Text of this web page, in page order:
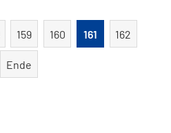
159 160 161 162
Ende